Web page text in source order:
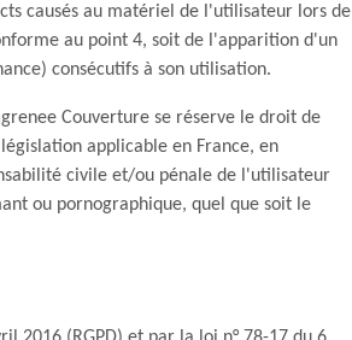
causés au matériel de l'utilisateur lors de
au point 4, soit de l'apparition d'un
consécutifs à son utilisation.
Couverture se réserve le droit de
applicable en France, en
civile et/ou pénale de l'utilisateur
ou pornographique, quel que soit le